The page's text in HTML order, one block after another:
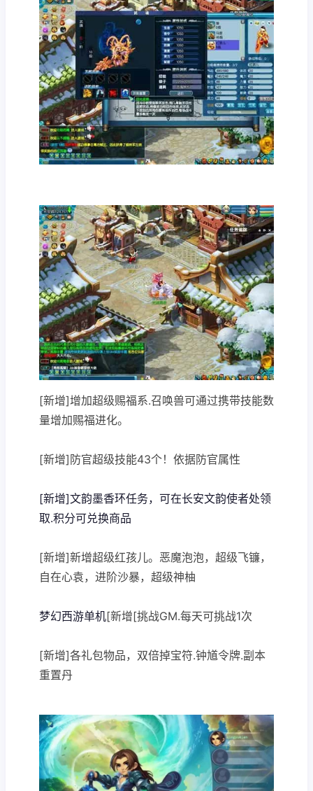
[新增]增加超级赐福系.召唤兽可通过携带技能数
量增加赐福进化。
[新增]防官超级技能43个！依据防官属性
[新增]文韵墨香环任务，可在长安文韵使者处领
取.积分可兑换商品
[新增]新增超级红孩儿。恶魔泡泡，超级飞镰，
自在心袁，进阶沙暴，超级神柚
梦幻西游单机[新增[挑战GM.每天可挑战1次
[新增]各礼包物品，双倍掉宝符.钟馗令牌.副本
重置丹